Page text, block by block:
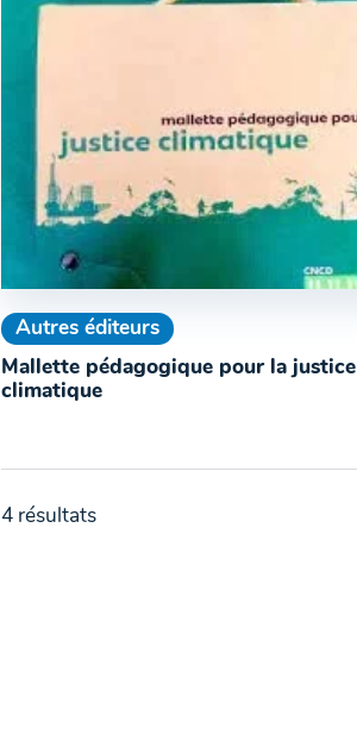
Autres éditeurs
Mallette pédagogique pour la justice
climatique
4 résultats